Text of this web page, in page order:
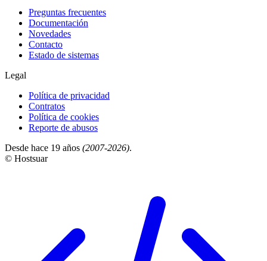
Preguntas frecuentes
Documentación
Novedades
Contacto
Estado de sistemas
Legal
Política de privacidad
Contratos
Política de cookies
Reporte de abusos
Desde hace 19 años (2007-2026).
© Hostsuar